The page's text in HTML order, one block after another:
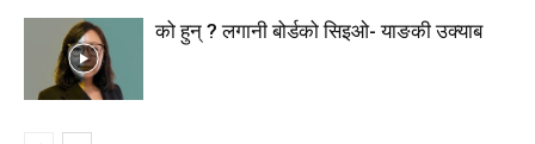
को हुन् ? लगानी बोर्डको सिइओ- याङकी उक्याब